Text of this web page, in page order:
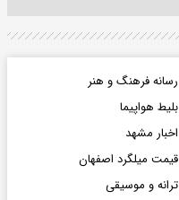
رسانه فرهنگ و هنر
بلیط هواپیما
اخبار مشهد
قیمت میلگرد اصفهان
ترانه و موسیقی